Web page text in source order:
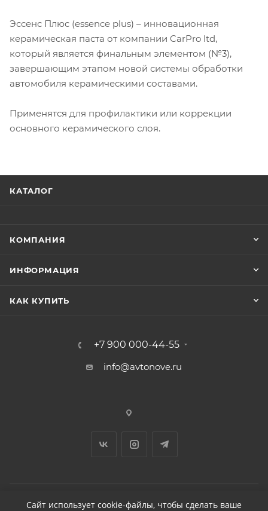
Эссенс Плюс (essence plus) – инновационная
керамическая паста от компании CarPro ltd,
который является финальным элементом (№3),
завершающим этапом новой системы обработки
автомобиля керамическими составами.
Применятся для профилактики или коррекции
основного керамического слоя.
КАТАЛОГ
КОМПАНИЯ
ИНФОРМАЦИЯ
КАК КУПИТЬ
+7 900 000-44-55
info@avtonove.ru
Сайт использует cookie-файлы, чтобы сделать ваше